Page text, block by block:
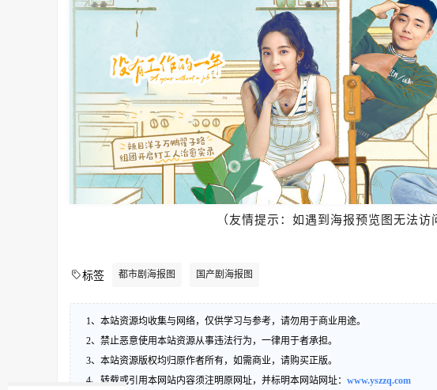
（友情提示：如遇到海报预览图无法访
标签 都市剧海报图 国产剧海报图
1、本站资源均收集与网络，仅供学习与参考，请勿用于商业用途。
2、禁止恶意使用本站资源从事违法行为，一律用于者承担。
3、本站资源版权均归原作者所有，如需商业，请购买正版。
4、转载或引用本网站内容须注明原网址，并标明本网站网址： www.yszzq.com